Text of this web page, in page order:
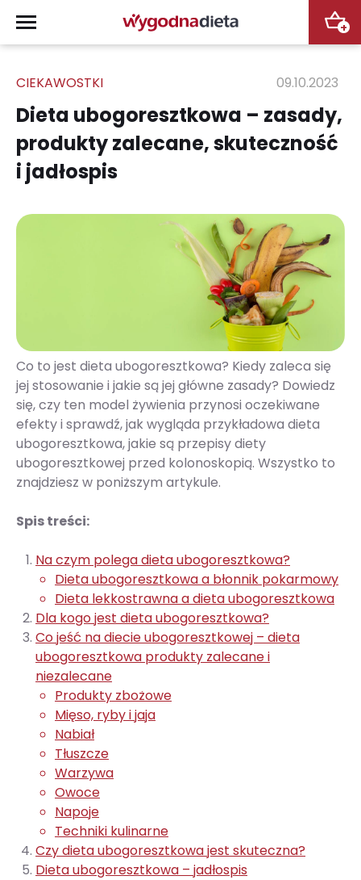
+
CIEKAWOSTKI 09.10.2023
Dieta ubogoresztkowa – zasady,
produkty zalecane, skuteczność
i jadłospis
Co to jest dieta ubogoresztkowa? Kiedy zaleca się
jej stosowanie i jakie są jej główne zasady? Dowiedz
się, czy ten model żywienia przynosi oczekiwane
efekty i sprawdź, jak wygląda przykładowa dieta
ubogoresztkowa, jakie są przepisy diety
ubogoresztkowej przed kolonoskopią. Wszystko to
znajdziesz w poniższym artykule.
Spis treści:
Na czym polega dieta ubogoresztkowa?
Dieta ubogoresztkowa a błonnik pokarmowy
Dieta lekkostrawna a dieta ubogoresztkowa
Dla kogo jest dieta ubogoresztkowa?
Co jeść na diecie ubogoresztkowej – dieta
ubogoresztkowa produkty zalecane i
niezalecane
Produkty zbożowe
Mięso, ryby i jaja
Nabiał
Tłuszcze
Warzywa
Owoce
Napoje
Techniki kulinarne
Czy dieta ubogoresztkowa jest skuteczna?
Dieta ubogoresztkowa – jadłospis